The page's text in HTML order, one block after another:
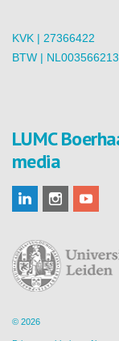
KVK | 27366422
BTW |
LUMC
media
© 2026